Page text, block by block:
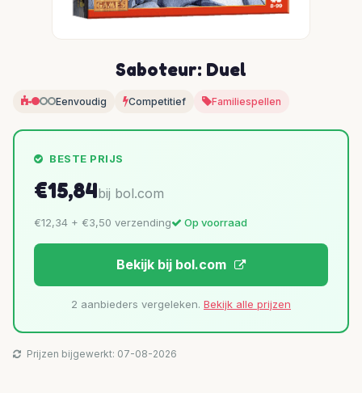
Saboteur: Duel
Eenvoudig Competitief Familiespellen
BESTE PRIJS
€15,84bij bol.com
€12,34 + €3,50 verzending Op voorraad
Bekijk bij bol.com
2 aanbieders vergeleken. Bekijk alle prijzen
Prijzen bijgewerkt: 07-08-2026